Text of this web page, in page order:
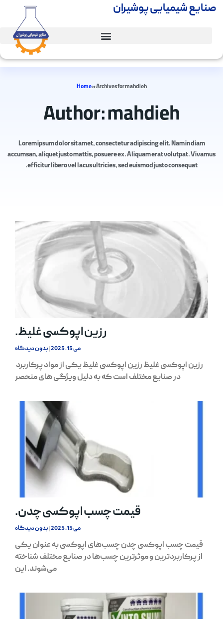
صنایع شیمیایی پوشیران
Home»Archives for mahdieh
Author:mahdieh
Lorem ipsum dolor sit amet, consectetur adipiscing elit. Nam in diam
accumsan, aliquet justo mattis, posuere ex. Aliquam erat volutpat. Vivamus
efficitur libero vel lacus ultricies, sed euismod justo consequat.
رزین اپوکسی غلیظ.
می 15, 2025 بدون دیدگاه
رزین اپوکسی غلیظ رزین اپوکسی غلیظ یکی از مواد پرکاربرد
در صنایع مختلف است که به دلیل ویژگی‌ های منحصر
قیمت چسب اپوکسی چدن.
می 15, 2025 بدون دیدگاه
قیمت چسب اپوکسی چدن چسب‌های اپوکسی به عنوان یکی
از پرکاربردترین و موثرترین چسب‌ها در صنایع مختلف شناخته
می‌شوند. این